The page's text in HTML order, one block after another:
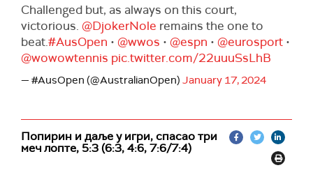
Challenged but, as always on this court,
victorious. @DjokerNole remains the one to
beat.#AusOpen • @wwos • @espn • @eurosport •
@wowowtennis pic.twitter.com/22uuuSsLhB
— #AusOpen (@AustralianOpen) January 17, 2024
Попирин и даље у игри, спасао три
меч лопте, 5:3 (6:3, 4:6, 7:6/7:4)